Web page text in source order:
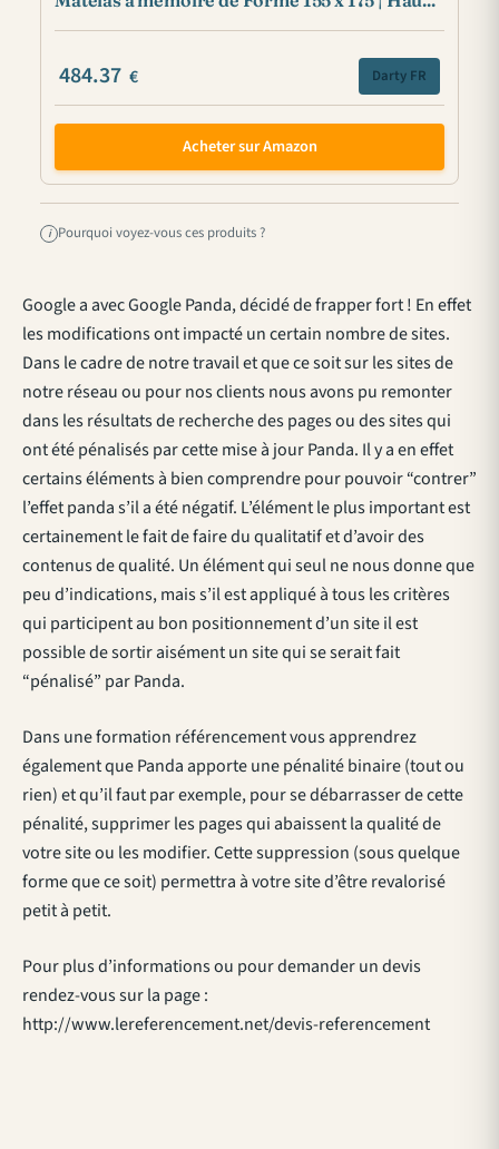
484.37 € Darty FR
Acheter sur Amazon
i Pourquoi voyez-vous ces produits ?
Google a avec Google Panda, décidé de frapper fort ! En effet
les modifications ont impacté un certain nombre de sites.
Dans le cadre de notre travail et que ce soit sur les sites de
notre réseau ou pour nos clients nous avons pu remonter
dans les résultats de recherche des pages ou des sites qui
ont été pénalisés par cette mise à jour Panda. Il y a en effet
certains éléments à bien comprendre pour pouvoir “contrer”
l’effet panda s’il a été négatif. L’élément le plus important est
certainement le fait de faire du qualitatif et d’avoir des
contenus de qualité. Un élément qui seul ne nous donne que
peu d’indications, mais s’il est appliqué à tous les critères
qui participent au bon positionnement d’un site il est
possible de sortir aisément un site qui se serait fait
“pénalisé” par Panda.
Dans une formation référencement vous apprendrez
également que Panda apporte une pénalité binaire (tout ou
rien) et qu’il faut par exemple, pour se débarrasser de cette
pénalité, supprimer les pages qui abaissent la qualité de
votre site ou les modifier. Cette suppression (sous quelque
forme que ce soit) permettra à votre site d’être revalorisé
petit à petit.
Pour plus d’informations ou pour demander un devis
rendez-vous sur la page :
http://www.lereferencement.net/devis-referencement